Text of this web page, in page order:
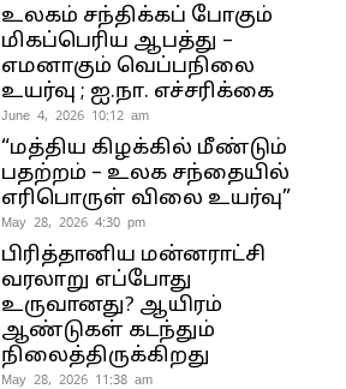
உலகம் சந்திக்கப் போகும்
மிகப்பெரிய ஆபத்து –
எமனாகும் வெப்பநிலை
உயர்வு ; ஐ.நா. எச்சரிக்கை
June 4, 2026 10:12 am
“மத்திய கிழக்கில் மீண்டும்
பதற்றம் – உலக சந்தையில்
எரிபொருள் விலை உயர்வு”
May 28, 2026 4:30 pm
பிரித்தானிய மன்னராட்சி
வரலாறு எப்போது
உருவானது? ஆயிரம்
ஆண்டுகள் கடந்தும்
நிலைத்திருக்கிறது
May 28, 2026 11:38 am